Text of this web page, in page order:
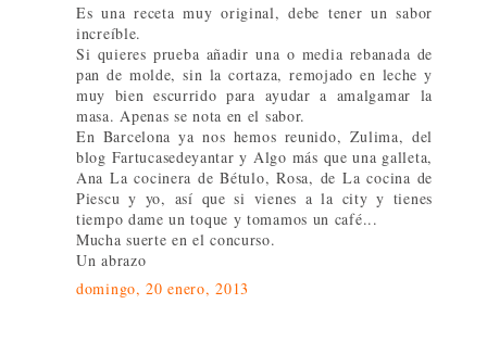
Es una receta muy original, debe tener un sabor
increíble.
Si quieres prueba añadir una o media rebanada de
pan de molde, sin la cortaza, remojado en leche y
muy bien escurrido para ayudar a amalgamar la
masa. Apenas se nota en el sabor.
En Barcelona ya nos hemos reunido, Zulima, del
blog Fartucasedeyantar y Algo más que una galleta,
Ana La cocinera de Bétulo, Rosa, de La cocina de
Piescu y yo, así que si vienes a la city y tienes
tiempo dame un toque y tomamos un café...
Mucha suerte en el concurso.
Un abrazo
domingo, 20 enero, 2013